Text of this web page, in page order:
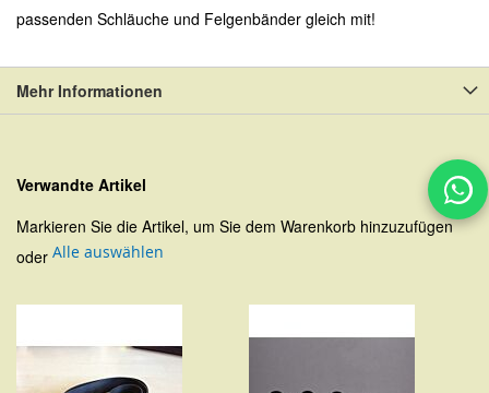
passenden Schläuche und Felgenbänder gleich mit!
Mehr Informationen
Verwandte Artikel
Markieren Sie die Artikel, um Sie dem Warenkorb hinzuzufügen
oder Alle auswählen